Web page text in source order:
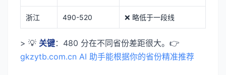
浙江 490-520 ❌ 略低于一段线
> 💡 关键：480 分在不同省份差距很大。👉
gkzytb.com.cn AI 助手能根据你的省份精准推荐